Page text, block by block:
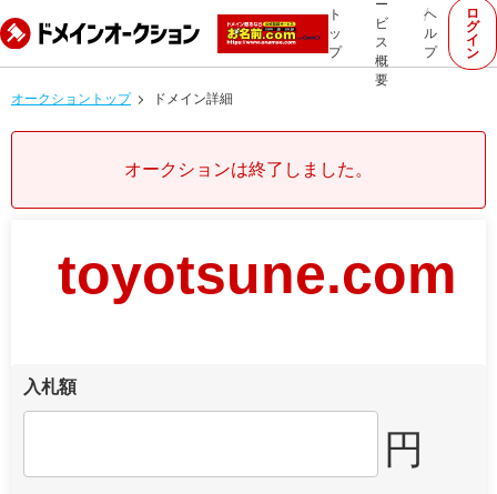
ト
ッ
プ
ー
ビ
ス
概
要
ヘ
ル
プ
ロ
グ
イ
ン
オークショントップ ドメイン詳細
オークションは終了しました。
toyotsune.com
入札額
円